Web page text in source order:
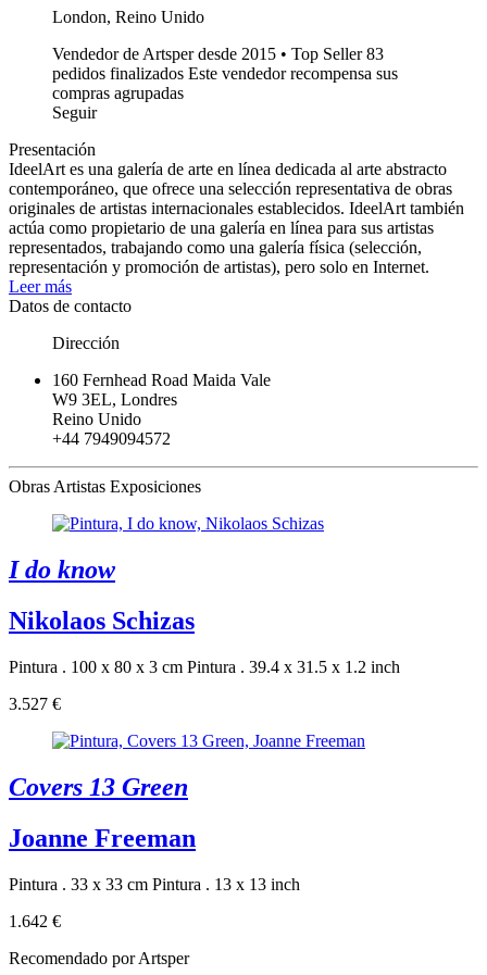
London, Reino Unido
Vendedor de Artsper desde 2015 • Top Seller83
pedidos finalizados Este vendedor recompensa sus
compras agrupadas
Seguir
Presentación
IdeelArt es una galería de arte en línea dedicada al arte abstracto
contemporáneo, que ofrece una selección representativa de obras
originales de artistas internacionales establecidos. IdeelArt también
actúa como propietario de una galería en línea para sus artistas
representados, trabajando como una galería física (selección,
representación y promoción de artistas), pero solo en Internet.
Leer más
Datos de contacto
Dirección
160 Fernhead Road Maida Vale
W9 3EL, Londres
Reino Unido
+44 7949094572
ObrasArtistas Exposiciones
I do know
Nikolaos Schizas
Pintura . 100 x 80 x 3 cm Pintura . 39.4 x 31.5 x 1.2 inch
3.527 €
Covers 13 Green
Joanne Freeman
Pintura . 33 x 33 cm Pintura . 13 x 13 inch
1.642 €
Recomendado por Artsper